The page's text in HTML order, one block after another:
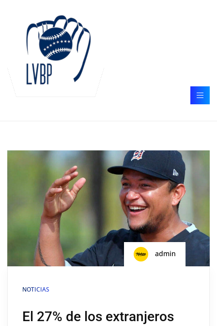
admin
NOTICIAS
El 27% de los extranjeros